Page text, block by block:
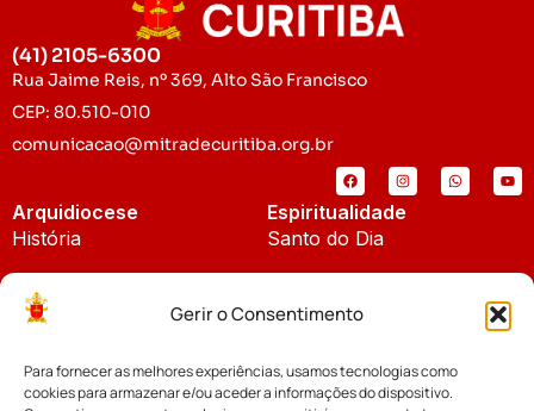
Gerir o Consentimento
Para fornecer as melhores experiências, usamos tecnologias como
cookies para armazenar e/ou aceder a informações do dispositivo.
(41) 2105-6300
Rua Jaime Reis, nº 369, Alto São Francisco
CEP: 80.510-010
comunicacao@mitradecuritiba.org.br
Arquidiocese
História
Padroeira
Espiritualidade
Santo do Dia
Notícias
Notícias da Arquidiocese
Cúria Diocesana